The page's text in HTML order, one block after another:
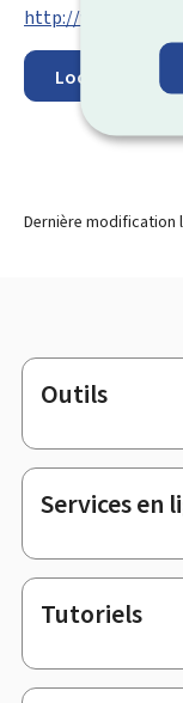
http://
Localisez sur
Dernière modification
Pied
de
page
Outils
Services en
Tutoriels